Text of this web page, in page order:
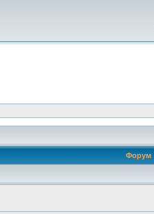
Форум